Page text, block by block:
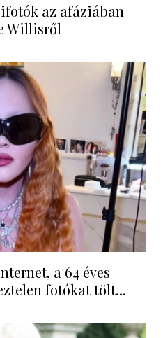
az afáziában
Willisről
a 64 éves
fotókat tölt...